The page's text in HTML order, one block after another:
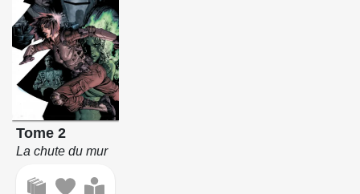
Tome 2
La chute du mur